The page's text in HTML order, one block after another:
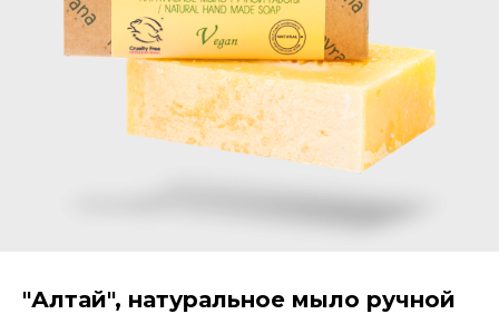
"Алтай", натуральное мыло ручной